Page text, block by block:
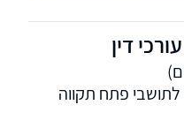
דין
לתושבי פתח תקווה